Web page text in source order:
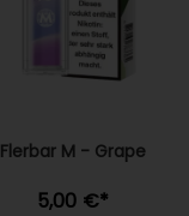
Flerbar M - Grape
5,00 €*